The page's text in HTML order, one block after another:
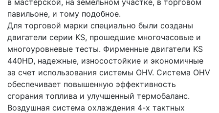
павильоне, и тому подобное.
Для торговой марки специально были созданы
двигатели серии KS, прошедшие многочасовые и
многоуровневые тесты. Фирменные двигатели KS
440HD, надежные, износостойкие и экономичные
за счет использования системы OHV. Система OHV
обеспечивает повышенную эффективность
сгорания топлива и улучшенный термобаланс.
Воздушная система охлаждения 4-х тактных